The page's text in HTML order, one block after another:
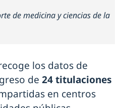
de medicina y ciencias de la
los datos de
de 24 titulaciones
en centros